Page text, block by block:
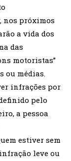
nos próximos
a vida dos
das
motoristas”
ou médias.
infrações por
pelo
a pessoa
estiver sem
leve ou